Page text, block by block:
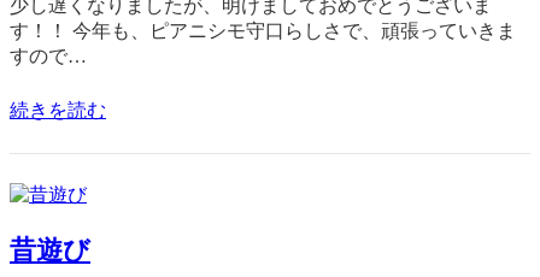
少し遅くなりましたが、明けましておめでとうございま
す！！ 今年も、ピアニシモ守口らしさで、頑張っていきま
すので…
続きを読む
昔遊び